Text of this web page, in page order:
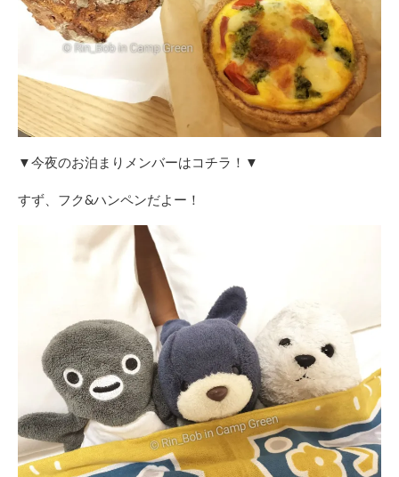
▼今夜のお泊まりメンバーはコチラ！▼
すず、フク&ハンペンだよー！